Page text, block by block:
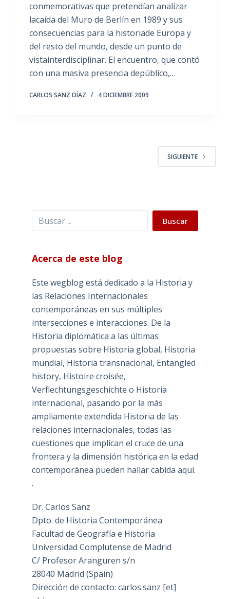
conmemorativas que pretendían analizar
lacaída del Muro de Berlín en 1989 y sus
consecuencias para la historiade Europa y
del resto del mundo, desde un punto de
vistainterdisciplinar. El encuentro, que contó
con una masiva presencia depúblico,…
CARLOS SANZ DÍAZ 4 DICIEMBRE 2009
SIGUIENTE
Buscar Buscar
Acerca de este blog
Este wegblog está dedicado a la Historia y
las Relaciones Internacionales
contemporáneas en sus múltiples
intersecciones e interacciones. De la
Historia diplomática a las últimas
propuestas sobre Historia global, Historia
mundial, Historia transnacional, Entangled
history, Histoire croisée,
Verflechtungsgeschichte o Historia
internacional, pasando por la más
ampliamente extendida Historia de las
relaciones internacionales, todas las
cuestiones que implican el cruce de una
frontera y la dimensión histórica en la edad
contemporánea pueden hallar cabida aquí.
.
Dr. Carlos Sanz
Dpto. de Historia Contemporánea
Facultad de Geografía e Historia
Universidad Complutense de Madrid
C/ Profesor Aranguren s/n
28040 Madrid (Spain)
Dirección de contacto: carlos.sanz [et]